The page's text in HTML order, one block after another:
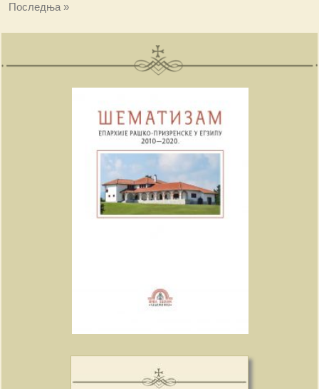
Последња »